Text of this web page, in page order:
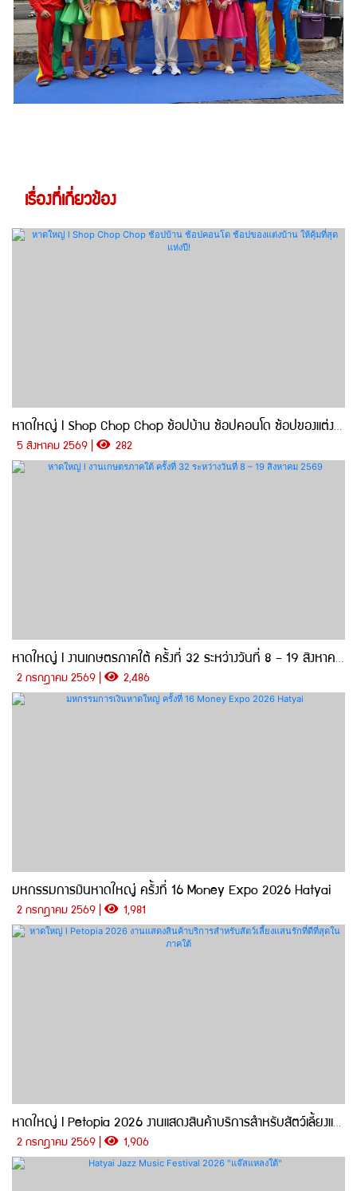
เรื่องที่เกี่ยวข้อง
หาดใหญ่ l Shop Chop Chop ช้อปบ้าน ช้อปคอนโด ช้อปของแต่งบ้าน ให้คุ้มที่สุดแห่งปี!
5 สิงหาคม 2569 | 282
หาดใหญ่ l งานเกษตรภาคใต้ ครั้งที่ 32 ระหว่างวันที่ 8 – 19 สิงหาคม 2569
2 กรกฎาคม 2569 | 2,486
มหกรรมการเงินหาดใหญ่ ครั้งที่ 16 Money Expo 2026 Hatyai
2 กรกฎาคม 2569 | 1,981
หาดใหญ่ l Petopia 2026 งานแสดงสินค้าบริการสำหรับสัตว์เลี้ยงแสนรักที่ดีที่สุดในภาคใต้
2 กรกฎาคม 2569 | 1,906